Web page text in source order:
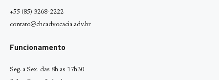
+55 (85) 3268-2222
contato@chcadvocacia.adv.br
Funcionamento
Seg. a Sex. das 8h as 17h30